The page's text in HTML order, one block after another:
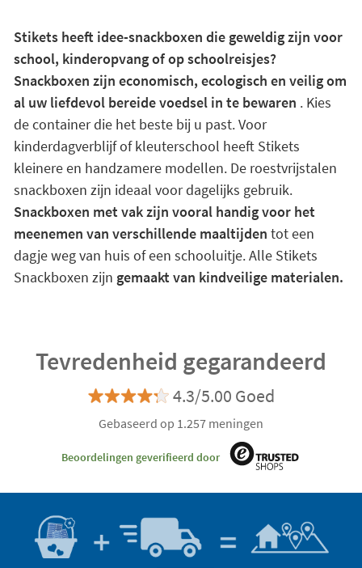
Stikets heeft idee-snackboxen die geweldig zijn voor
school, kinderopvang of op schoolreisjes?
Snackboxen zijn economisch, ecologisch en veilig om
al uw liefdevol bereide voedsel in te bewaren . Kies
de container die het beste bij u past. Voor
kinderdagverblijf of kleuterschool heeft Stikets
kleinere en handzamere modellen. De roestvrijstalen
snackboxen zijn ideaal voor dagelijks gebruik.
Snackboxen met vak zijn vooral handig voor het
meenemen van verschillende maaltijden tot een
dagje weg van huis of een schooluitje. Alle Stikets
Snackboxen zijn gemaakt van kindveilige materialen.
Tevredenheid gegarandeerd
4.3/5.00 Goed
Gebaseerd op 1.257 meningen
Beoordelingen geverifieerd door